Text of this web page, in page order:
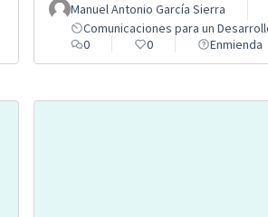
Manuel Antonio García Sierra
Comunicaciones para un
0
0 Enmienda